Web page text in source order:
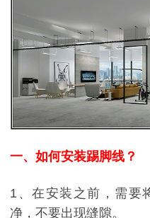
一、如何安装踢脚线？
1、在安装之前，需要
净，不要出现缝隙。